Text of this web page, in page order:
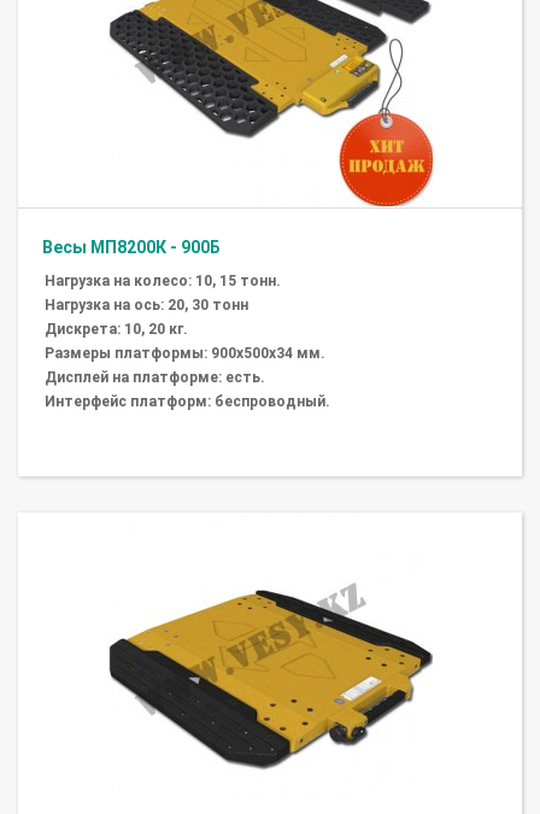
Весы МП8200К - 900Б
Нагрузка на колесо: 10, 15 тонн.
Нагрузка на ось: 20, 30 тонн
Дискрета: 10, 20 кг.
Размеры платформы: 900х500х34 мм.
Дисплей на платформе: есть.
Интерфейс платформ: беспроводный.